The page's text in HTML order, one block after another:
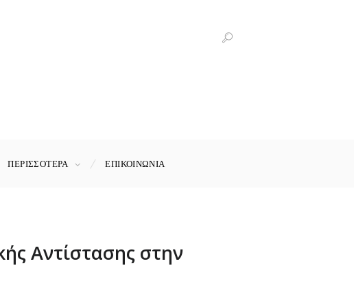
ΠΕΡΙΣΣΟΤΕΡΑ ΕΠΙΚΟΙΝΩΝΊΑ
Αντίστασης στην